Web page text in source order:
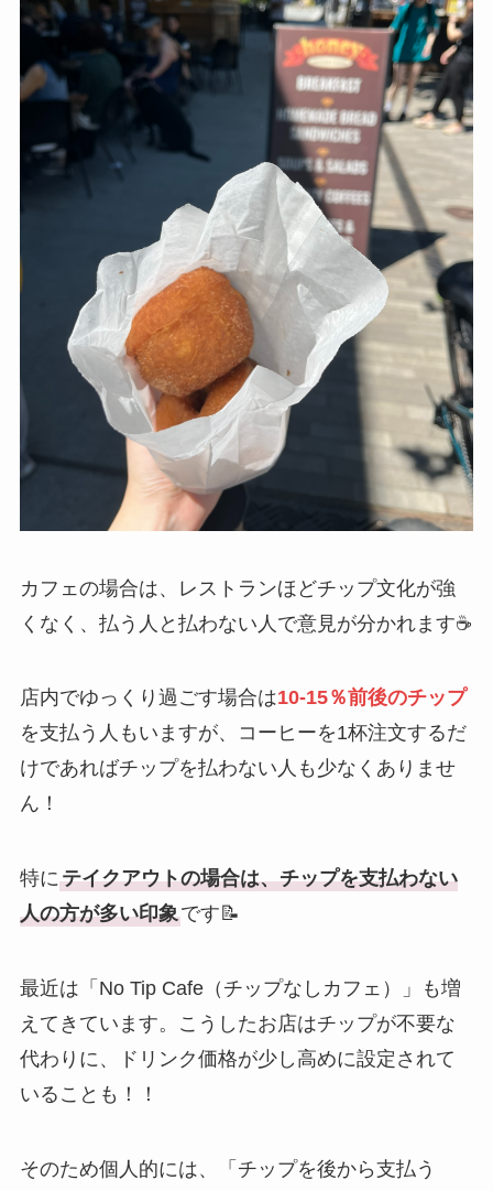
カフェの場合は、レストランほどチップ文化が強
くなく、払う人と払わない人で意見が分かれます☕
店内でゆっくり過ごす場合は10-15％前後のチップ
を支払う人もいますが、コーヒーを1杯注文するだ
けであればチップを払わない人も少なくありませ
ん！
特にテイクアウトの場合は、チップを支払わない
人の方が多い印象です📝
最近は「No Tip Cafe（チップなしカフェ）」も増
えてきています。こうしたお店はチップが不要な
代わりに、ドリンク価格が少し高めに設定されて
いることも！！
そのため個人的には、「チップを後から支払う